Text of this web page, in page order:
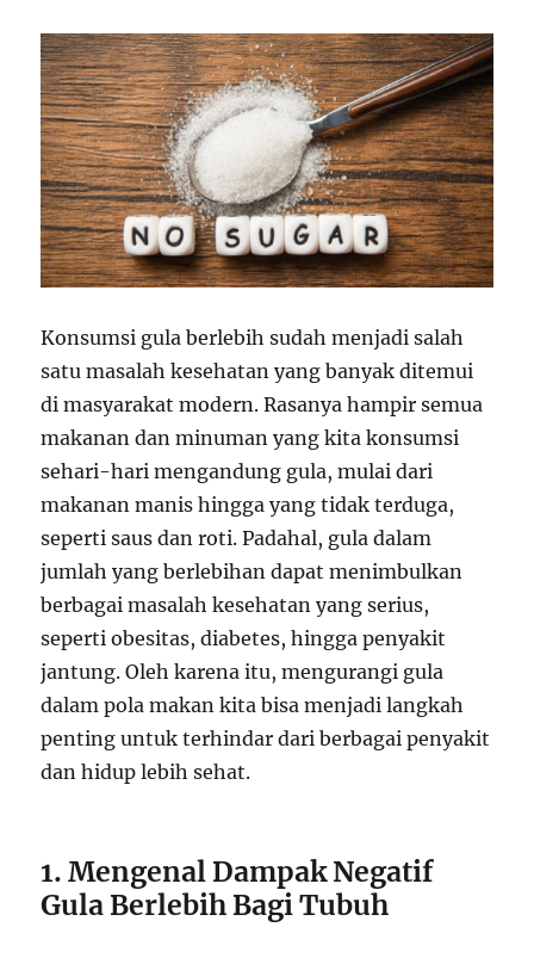
Konsumsi gula berlebih sudah menjadi salah
satu masalah kesehatan yang banyak ditemui
di masyarakat modern. Rasanya hampir semua
makanan dan minuman yang kita konsumsi
sehari-hari mengandung gula, mulai dari
makanan manis hingga yang tidak terduga,
seperti saus dan roti. Padahal, gula dalam
jumlah yang berlebihan dapat menimbulkan
berbagai masalah kesehatan yang serius,
seperti obesitas, diabetes, hingga penyakit
jantung. Oleh karena itu, mengurangi gula
dalam pola makan kita bisa menjadi langkah
penting untuk terhindar dari berbagai penyakit
dan hidup lebih sehat.
1. Mengenal Dampak Negatif
Gula Berlebih Bagi Tubuh